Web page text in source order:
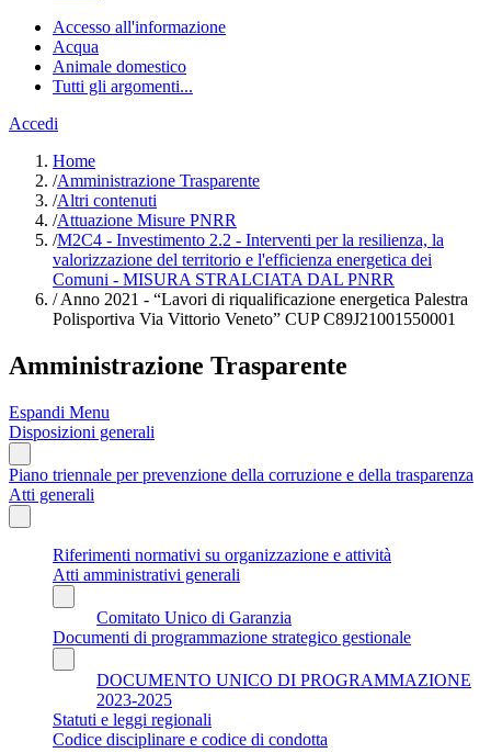
Accesso all'informazione
Acqua
Animale domestico
Tutti gli argomenti...
Accedi
Home
/Amministrazione Trasparente
/Altri contenuti
/Attuazione Misure PNRR
/M2C4 - Investimento 2.2 - Interventi per la resilienza, la
valorizzazione del territorio e l'efficienza energetica dei
Comuni - MISURA STRALCIATA DAL PNRR
/Anno 2021 - “Lavori di riqualificazione energetica Palestra
Polisportiva Via Vittorio Veneto” CUP C89J21001550001
Amministrazione Trasparente
Espandi Menu
Disposizioni generali
Piano triennale per prevenzione della corruzione e della trasparenza
Atti generali
Riferimenti normativi su organizzazione e attività
Atti amministrativi generali
Comitato Unico di Garanzia
Documenti di programmazione strategico gestionale
DOCUMENTO UNICO DI PROGRAMMAZIONE
2023-2025
Statuti e leggi regionali
Codice disciplinare e codice di condotta